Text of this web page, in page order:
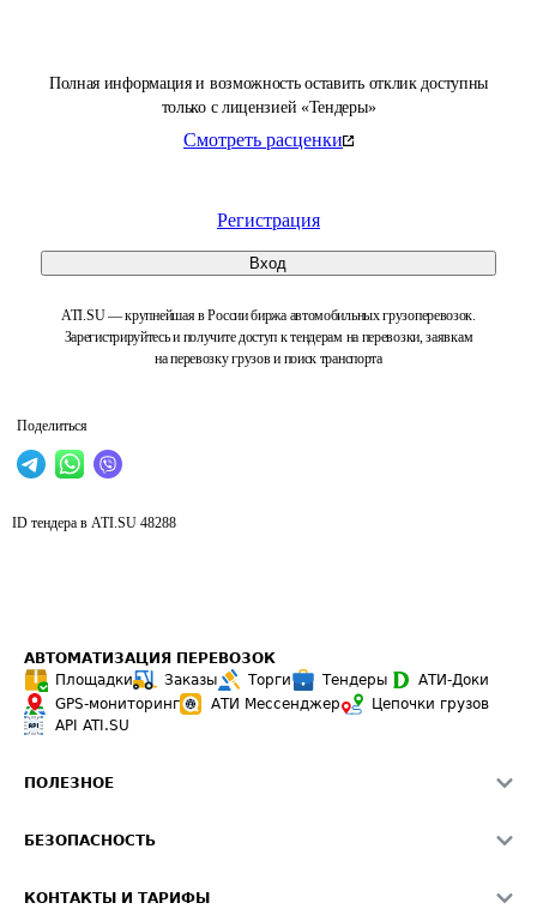
Полная информация и возможность оставить отклик доступны
только с лицензией «Тендеры»
Смотреть расценки
Регистрация
Вход
ATI.SU — крупнейшая в России биржа автомобильных грузоперевозок.
Зарегистрируйтесь и получите доступ к тендерам на перевозки, заявкам
на перевозку грузов и поиск транспорта
Поделиться
ID тендера в ATI.SU 48288
АВТОМАТИЗАЦИЯ ПЕРЕВОЗОК
Площадки
Заказы Торги Тендеры
АТИ-Доки
GPS-мониторинг
АТИ Мессенджер
Цепочки грузов
API ATI.SU
ПОЛЕЗНОЕ
Звезды ATI.SU на вашем сайте
БЕЗОПАСНОСТЬ
КОНТАКТЫ И ТАРИФЫ